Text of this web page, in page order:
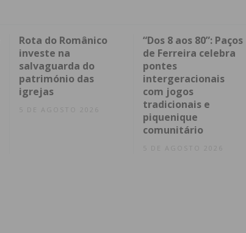
Rota do Românico
investe na
salvaguarda do
património das
igrejas
5 DE AGOSTO 2026
“Dos 8 aos 80”: Paços
de Ferreira celebra
pontes
intergeracionais
com jogos
tradicionais e
piquenique
comunitário
5 DE AGOSTO 2026